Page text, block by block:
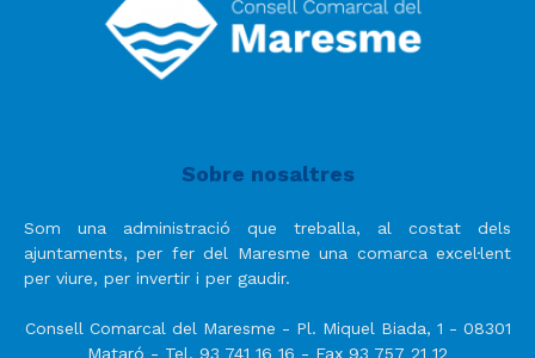
Sobre nosaltres
Som una administració que treballa, al costat dels
ajuntaments, per fer del Maresme una comarca excel·lent
per viure, per invertir i per gaudir.
Consell Comarcal del Maresme - Pl. Miquel Biada, 1 - 08301
Mataró - Tel. 93 741 16 16 - Fax 93 757 21 12